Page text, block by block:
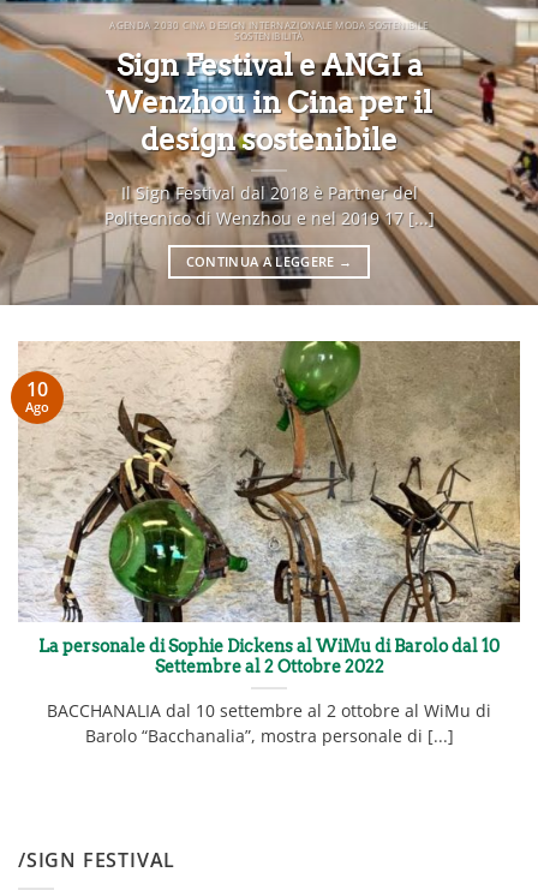
AGENDA 2030 CINA DESIGN INTERNAZIONALE MODA SOSTENIBILE
SOSTENIBILITÀ
Sign Festival e ANGI a
Wenzhou in Cina per il
design sostenibile
Il Sign Festival dal 2018 è Partner del
Politecnico di Wenzhou e nel 2019 17 [...]
CONTINUA A LEGGERE →
La personale di Sophie Dickens al WiMu di Barolo dal 10
Settembre al 2 Ottobre 2022
BACCHANALIA dal 10 settembre al 2 ottobre al WiMu di
Barolo “Bacchanalia”, mostra personale di [...]
10
Ago
/SIGN FESTIVAL